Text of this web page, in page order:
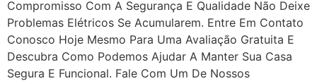
Compromisso Com A Segurança E Qualidade Não Deixe
Problemas Elétricos Se Acumularem. Entre Em Contato
Conosco Hoje Mesmo Para Uma Avaliação Gratuita E
Descubra Como Podemos Ajudar A Manter Sua Casa
Segura E Funcional. Fale Com Um De Nossos